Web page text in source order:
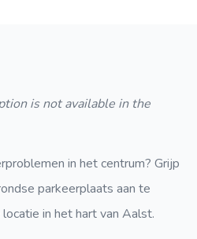
is not available in the
in het centrum? Grijp
parkeerplaats aan te
in het hart van Aalst.